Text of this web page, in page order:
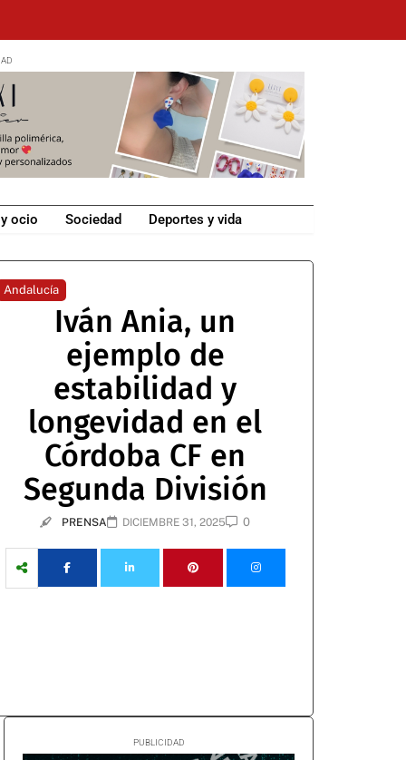
ocio Sociedad Deportes y vida
Andalucía
Iván Ania, un
ejemplo de
estabilidad y
longevidad en el
Córdoba CF en
Segunda División
PRENSA DICIEMBRE 31, 2025 0